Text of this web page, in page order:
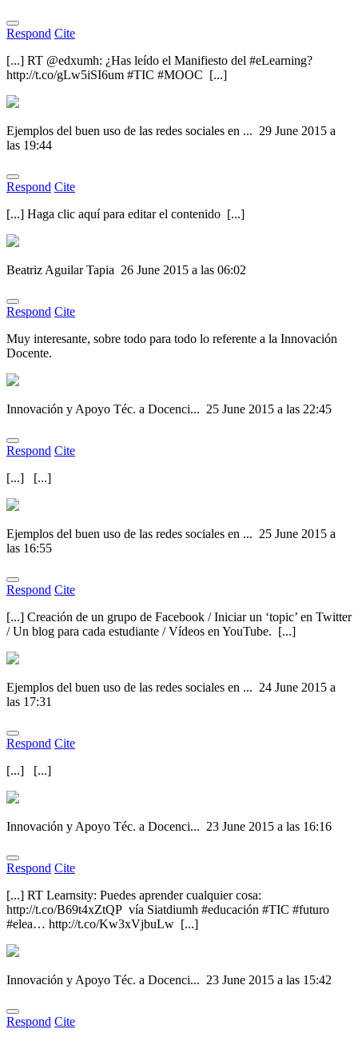
Respond Cite
[...] RT @edxumh: ¿Has leído el Manifiesto del #eLearning?
http://t.co/gLw5iSI6um #TIC #MOOC [...]
Ejemplos del buen uso de las redes sociales en ... 29 June 2015 a
las 19:44
Respond Cite
[...] Haga clic aquí para editar el contenido [...]
Beatriz Aguilar Tapia 26 June 2015 a las 06:02
Respond Cite
Muy interesante, sobre todo para todo lo referente a la Innovación
Docente.
Innovación y Apoyo Téc. a Docenci... 25 June 2015 a las 22:45
Respond Cite
[...] [...]
Ejemplos del buen uso de las redes sociales en ... 25 June 2015 a
las 16:55
Respond Cite
[...] Creación de un grupo de Facebook / Iniciar un ‘topic’ en Twitter
/ Un blog para cada estudiante / Vídeos en YouTube. [...]
Ejemplos del buen uso de las redes sociales en ... 24 June 2015 a
las 17:31
Respond Cite
[...] [...]
Innovación y Apoyo Téc. a Docenci... 23 June 2015 a las 16:16
Respond Cite
[...] RT Learnsity: Puedes aprender cualquier cosa:
http://t.co/B69t4xZtQP vía Siatdiumh #educación #TIC #futuro
#elea… http://t.co/Kw3xVjbuLw [...]
Innovación y Apoyo Téc. a Docenci... 23 June 2015 a las 15:42
Respond Cite